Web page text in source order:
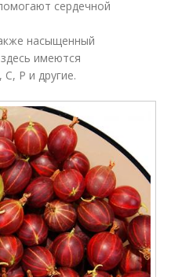
сердечной
насыщенный
имеются
Р и другие.